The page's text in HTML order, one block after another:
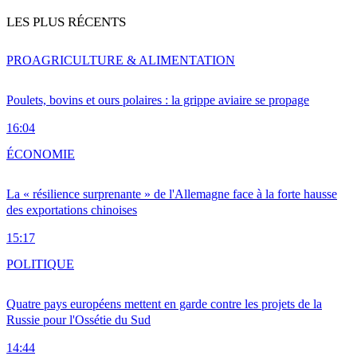
LES PLUS RÉCENTS
Poulets, bovins et ours polaires : la grippe aviaire se propage
16:04
PROAGRICULTURE & ALIMENTATION
La « résilience surprenante » de l'Allemagne face à la forte hausse
des exportations chinoises
15:17
ÉCONOMIE
Quatre pays européens mettent en garde contre les projets de la
Russie pour l'Ossétie du Sud
14:44
POLITIQUE